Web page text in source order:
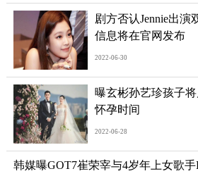
剧方否认Jennie出演
信息将在官网发布
2022-06-30
曝玄彬孙艺珍孩子
怀孕时间
2022-06-28
韩媒曝GOT7崔荣宰与4岁年上女歌